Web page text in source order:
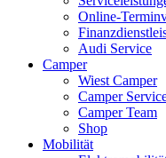
Online-
Audi Service
Camper
Wiest Camper
Camper
Camper Team
Shop
Mobilität